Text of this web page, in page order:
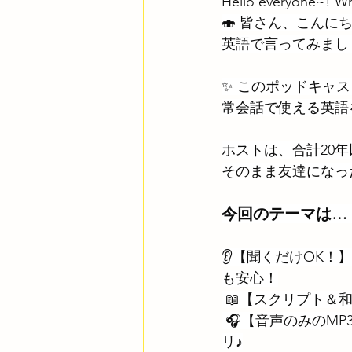
🍣 皆さん、こんに
英語で言ってみま
✨ このポッドキャ
常会話で使える英
ホストは、合計20
そのまま友達にな
今回のテーマは
👂【聞くだけOK！
も安心！
📖【スクリプト＆
リ♪